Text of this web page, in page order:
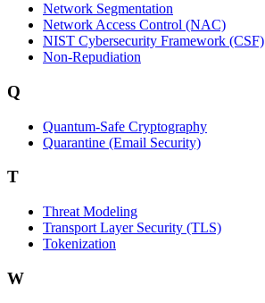
Network Segmentation
Network Access Control (NAC)
NIST Cybersecurity Framework (CSF)
Non-Repudiation
Q
Quantum-Safe Cryptography
Quarantine (Email Security)
T
Threat Modeling
Transport Layer Security (TLS)
Tokenization
W